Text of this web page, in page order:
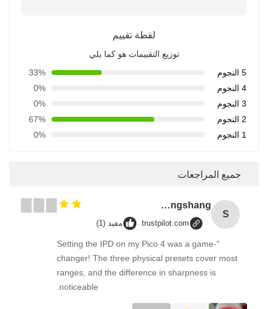
لقطة تقييم
توزيع التقييمات هو كما يلي
5 النجوم
33%
4 النجوم
0%
3 النجوم
0%
2 النجوم
67%
1 النجوم
0%
جميع المراجعات
S
Songshang
trustpilot.com مفيد (1)
"Setting the IPD on my Pico 4 was a game-
changer! The three physical presets cover most
ranges, and the difference in sharpness is
noticeable.